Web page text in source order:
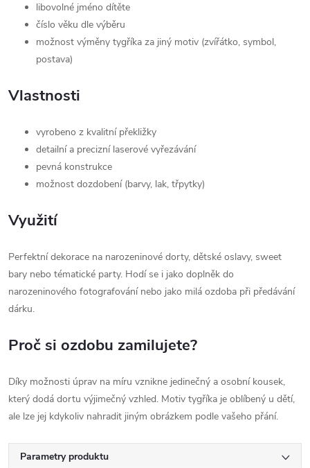
libovolné jméno dítěte
číslo věku dle výběru
možnost výměny tygříka za jiný motiv (zvířátko, symbol,
postava)
Vlastnosti
vyrobeno z kvalitní překližky
detailní a precizní laserové vyřezávání
pevná konstrukce
možnost dozdobení (barvy, lak, třpytky)
Využití
Perfektní dekorace na narozeninové dorty, dětské oslavy, sweet
bary nebo tématické party. Hodí se i jako doplněk do
narozeninového fotografování nebo jako milá ozdoba při předávání
dárku.
Proč si ozdobu zamilujete?
Díky možnosti úprav na míru vznikne jedinečný a osobní kousek,
který dodá dortu výjimečný vzhled. Motiv tygříka je oblíbený u dětí,
ale lze jej kdykoliv nahradit jiným obrázkem podle vašeho přání.
Parametry produktu